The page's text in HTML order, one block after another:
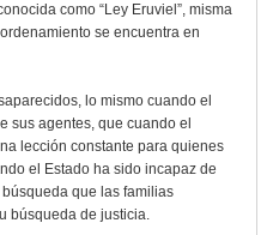
como “Ley Eruviel”, misma
se encuentra en
lo mismo cuando el
sus agentes, que cuando el
lección constante para quienes
el Estado ha sido incapaz de
que las familias
búsqueda de justicia.